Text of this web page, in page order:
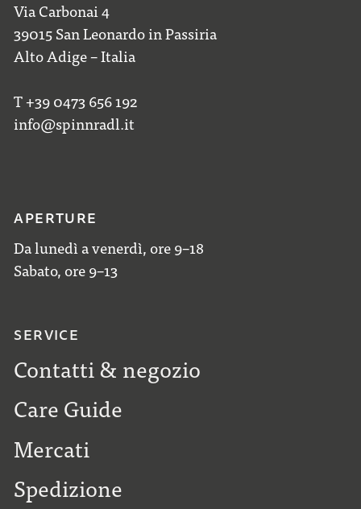
Via Carbonai 4
39015 San Leonardo in Passiria
Alto Adige – Italia
T +39 0473 656 192
info@spinnradl.it
APERTURE
Da lunedì a venerdì, ore 9–18
Sabato, ore 9–13
SERVICE
Contatti & negozio
Care Guide
Mercati
Spedizione